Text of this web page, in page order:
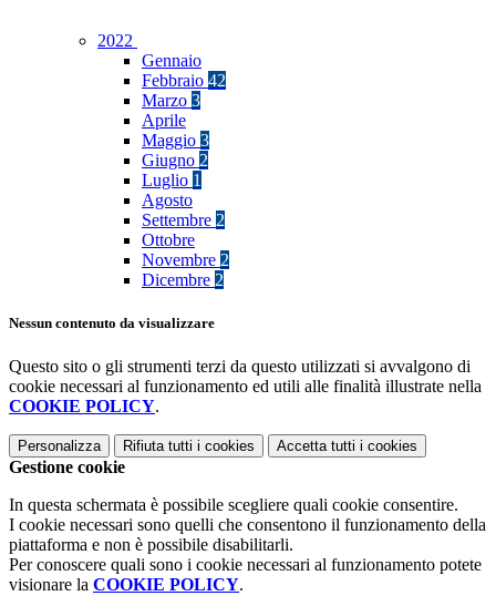
2022
Gennaio
Febbraio 42
Marzo 3
Aprile
Maggio 3
Giugno 2
Luglio 1
Agosto
Settembre 2
Ottobre
Novembre 2
Dicembre 2
Nessun contenuto da visualizzare
Questo sito o gli strumenti terzi da questo utilizzati si avvalgono di
cookie necessari al funzionamento ed utili alle finalità illustrate nella
COOKIE POLICY.
Personalizza Rifiuta tutti i cookies Accetta tutti i cookies
Gestione cookie
In questa schermata è possibile scegliere quali cookie consentire.
I cookie necessari sono quelli che consentono il funzionamento della
piattaforma e non è possibile disabilitarli.
Per conoscere quali sono i cookie necessari al funzionamento potete
visionare la COOKIE POLICY.